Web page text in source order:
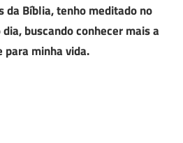
da Bíblia, tenho meditado no
buscando conhecer mais a
para minha vida.